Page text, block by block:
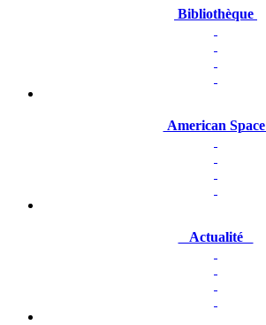
Bibliothèque
American Space
Actualité